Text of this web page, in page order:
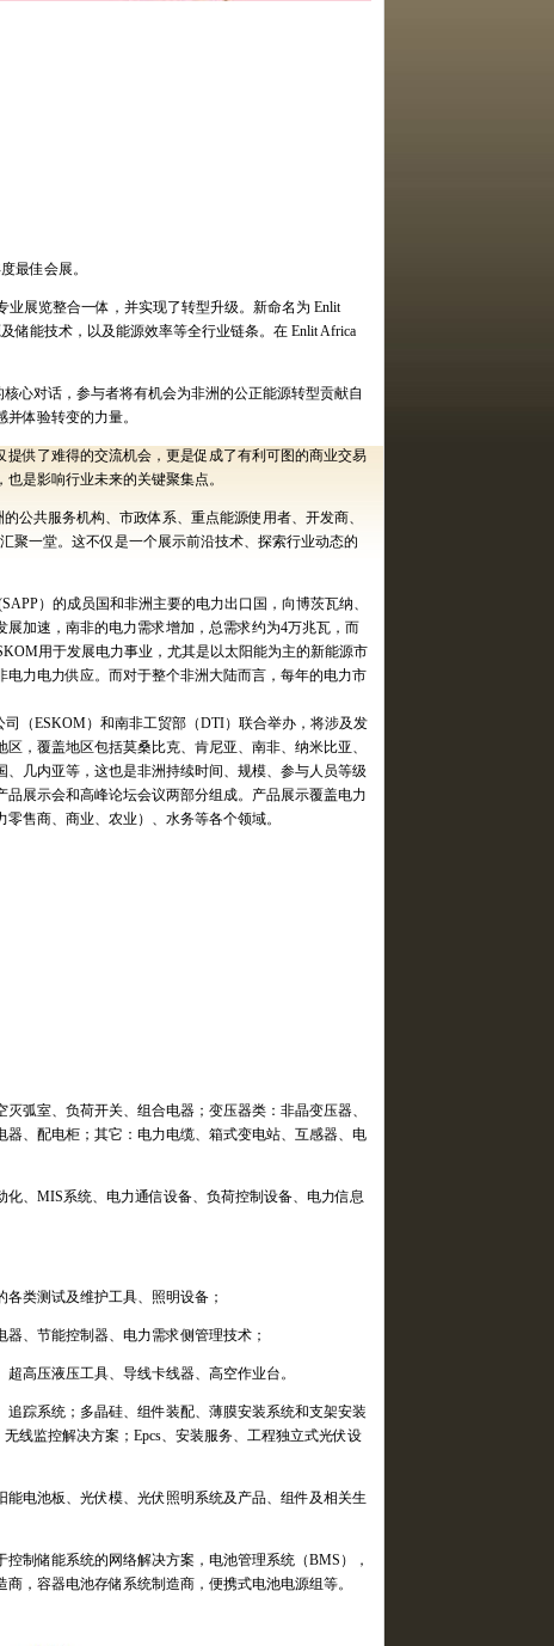
最佳会展。
业展览整合一体，并实现了转型升级。新命名为 Enlit
储能技术，以及能源效率等全行业链条。在 Enlit Africa
心对话，参与者将有机会为非洲的公正能源转型贡献自
体验转变的力量。
提供了难得的交流机会，更是促成了有利可图的商业交易
是影响行业未来的关键聚集点。
公共服务机构、市政体系、重点能源使用者、开发商、
聚一堂。这不仅是一个展示前沿技术、探索行业动态的
）的成员国和非洲主要的电力出口国，向博茨瓦纳、
加速，南非的电力需求增加，总需求约为4万兆瓦，而
用于发展电力事业，尤其是以太阳能为主的新能源市
力电力供应。而对于整个非洲大陆而言，每年的电力市
司（ESKOM）和南非工贸部（DTI）联合举办，将涉及发
区，覆盖地区包括莫桑比克、肯尼亚、南非、纳米比亚、
几内亚等，这也是非洲持续时间、规模、参与人员等级
展示会和高峰论坛会议两部分组成。产品展示覆盖电力
售商、商业、农业）、水务等各个领域。
弧室、负荷开关、组合电器；变压器类：非晶变压器、
、配电柜；其它：电力电缆、箱式变电站、互感器、电
、 MIS系统、电力通信设备、负荷控制设备、电力信息
类测试及维护工具、照明设备；
、节能控制器、电力需求侧管理技术；
高压液压工具、导线卡线器、高空作业台。
踪系统；多晶硅、组件装配、薄膜安装系统和支架安装
线监控解决方案； Epcs、安装服务、工程独立式光伏设
电池板、光伏模、光伏照明系统及产品、组件及相关生
制储能系统的网络解决方案，电池管理系统（BMS ），
，容器电池存储系统制造商，便携式电池电源组等。